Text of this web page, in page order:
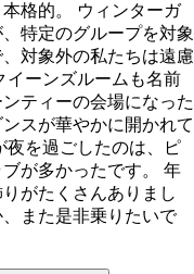
格的。 ウィンターガ
特定のグループを対象
対象外の私たちは遠慮
イーンズルームも名前
ティーの会場になった
スが華やかに開かれて
夜を過ごしたのは、ピ
が多かったです。 年
がたくさんありまし
また是非乗りたいで